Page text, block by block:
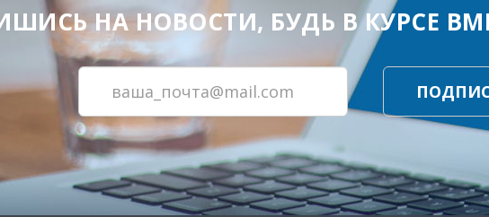
НА НОВОСТИ, БУДЬ В КУРСЕ